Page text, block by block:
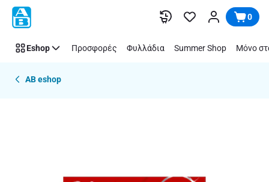
Παράλειψη 0
Eshop Προσφορές Φυλλάδια Summer Shop Μόνο
AB eshop